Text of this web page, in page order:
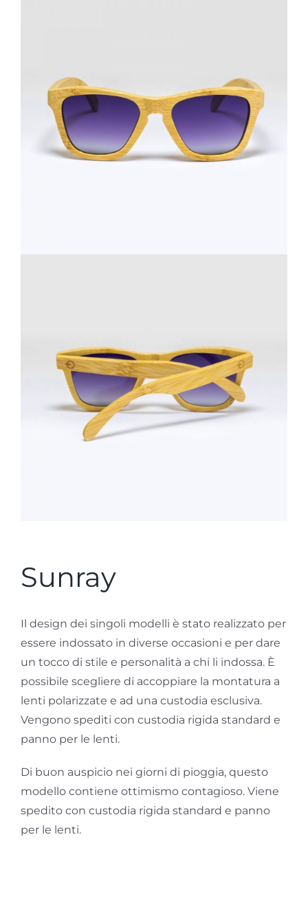
custodie
Sunray
Il design dei singoli modelli è stato realizzato per
essere indossato in diverse occasioni e per dare
un tocco di stile e personalità a chi li indossa. È
possibile scegliere di accoppiare la montatura a
lenti polarizzate e ad una custodia esclusiva.
Vengono spediti con custodia rigida standard e
panno per le lenti.
Di buon auspicio nei giorni di pioggia, questo
modello contiene ottimismo contagioso. Viene
spedito con custodia rigida standard e panno
per le lenti.